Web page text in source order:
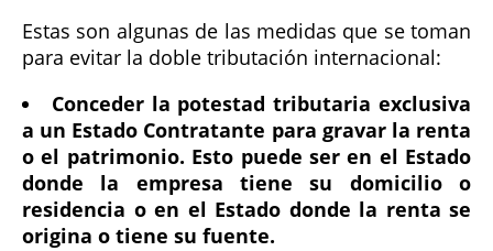
Estas son algunas de las medidas que se toman
para evitar la doble tributación internacional:
Conceder la potestad tributaria exclusiva
a un Estado Contratante para gravar la renta
o el patrimonio. Esto puede ser en el Estado
donde la empresa tiene su domicilio o
residencia o en el Estado donde la renta se
origina o tiene su fuente.